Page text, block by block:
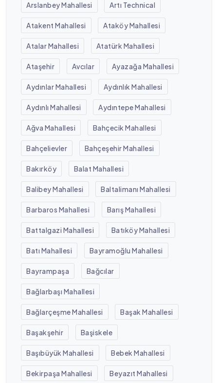
Arslanbey Mahallesi Artı Technical
Atakent Mahallesi Ataköy Mahallesi
Atalar Mahallesi Atatürk Mahallesi
Ataşehir Avcılar Ayazağa Mahallesi
Aydınlar Mahallesi Aydınlık Mahallesi
Aydınlı Mahallesi Aydıntepe Mahallesi
Ağva Mahallesi Bahçecik Mahallesi
Bahçelievler Bahçeşehir Mahallesi
Bakırköy Balat Mahallesi
Balibey Mahallesi Baltalimanı Mahallesi
Barbaros Mahallesi Barış Mahallesi
Battalgazi Mahallesi Batıköy Mahallesi
Batı Mahallesi Bayramoğlu Mahallesi
Bayrampaşa Bağcılar
Bağlarbaşı Mahallesi
Bağlarçeşme Mahallesi Başak Mahallesi
Başakşehir Başiskele
Başıbüyük Mahallesi Bebek Mahallesi
Bekirpaşa Mahallesi Beyazıt Mahallesi